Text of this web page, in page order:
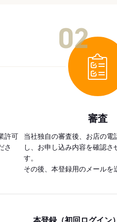
許可
さ
審査
当社独自の審査後、お店の電
し、お申し込み内容を確認さ
す。
その後、本登録用のメールを